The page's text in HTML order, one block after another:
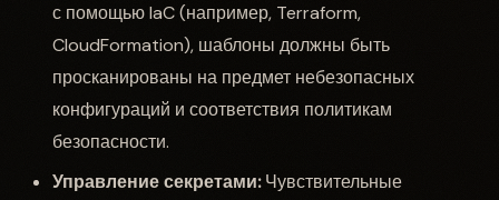
с помощью IaC (например, Terraform,
CloudFormation), шаблоны должны быть
просканированы на предмет небезопасных
конфигураций и соответствия политикам
безопасности.
Управление секретами:Чувствительные